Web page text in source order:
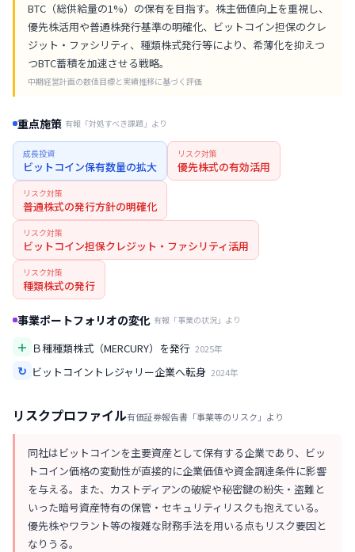
BTC（総供給量の1%）の保有を目指す。株主価値向上を重視し、
優先株活用や普通株発行基準の明確化、ビットコイン担保のクレ
ジット・ファシリティ、種類株式発行等により、希薄化を抑えつ
つBTC蓄積を加速させる戦略。
中期経営計画の数値目標と実績推移に基づく評価
重点施策 有報「対処すべき課題」より
成長投資
ビットコイン保有数量の拡大
リスク対策
優先株式の有効活用
リスク対策
普通株式の発行方針の明確化
リスク対策
ビットコイン担保クレジット・ファシリティ活用
リスク対策
種類株式の発行
事業ポートフォリオの変化 有報「事業の状況」より
＋ Ｂ種種類株式（MERCURY）を発行 2025年
↻ ビットコイントレジャリー企業へ転身 2024年
リスクプロファイル有価証券報告書「事業等のリスク」より
同社はビットコインを主要資産として保有する企業であり、ビッ
トコイン価格の変動性が直接的に企業価値や資金調達条件に影響
を与える。また、カストディアンの破綻や秘密鍵の紛失・盗難と
いった暗号資産特有の保管・セキュリティリスクも抱えている。
優先株やワラント等の複雑な財務手法を用いる点もリスク要因と
なりうる。